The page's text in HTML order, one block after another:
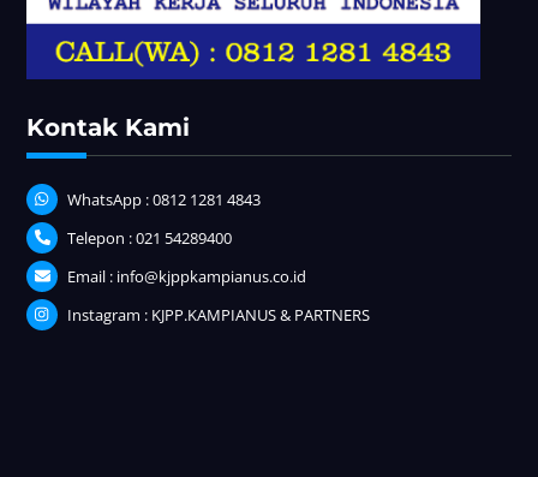
Kontak Kami
WhatsApp : 0812 1281 4843
Telepon : 021 54289400
Email : info@kjppkampianus.co.id
Instagram : KJPP.KAMPIANUS & PARTNERS